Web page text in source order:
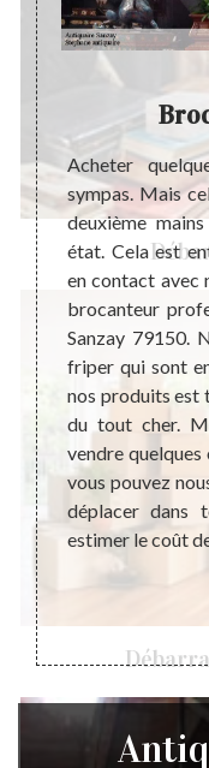
que
des
est
le
de
nous
Acheter
sympas. Mais
deuxième
état. Cela est
en contact avec
brocanteur
Sanzay 79150.
friper qui sont
nos produits est
du tout cher.
vendre quelques
vous pouvez
déplacer dans
estimer le coût